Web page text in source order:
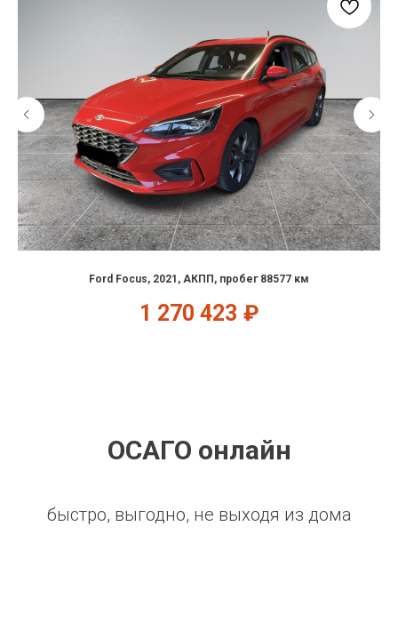
Ford Focus, 2021, АКПП, пробег 88577 км
1 270 423 ₽
ОСАГО онлайн
быстро, выгодно, не выходя из дома